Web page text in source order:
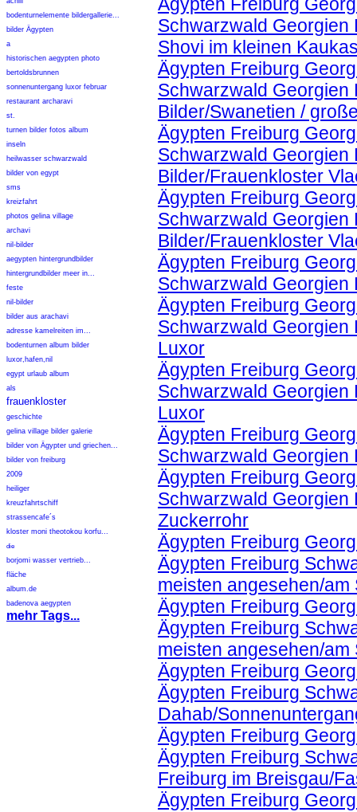
bodenturnelemente bildergallerie...
bilder Ägypten
a
historischen aegypten photo
bertoldsbrunnen
sonnenuntergang luxor februar
restaurant archaravi
st.
turnen bilder fotos album
inseln
heilwasser schwarzwald
bilder von egypt
sms
kreizfahrt
photos gelina village
archavi
nil-bilder
aegypten hintergrundbilder
hintergrundbilder meer in...
feste
nil-bilder
bilder aus arachavi
adresse kamelreiten im...
bodenturnen album bilder
luxor,hafen,nil
egypt urlaub album
als
frauenkloster
geschichte
gelina village bilder galerie
bilder von Ägypter und griechen...
bilder von freiburg
2009
heiliger
kreuzfahrtschiff
strassencafe´s
kloster moni theotokou korfu...
die
borjomi wasser vertrieb...
fläche
album.de
badenova aegypten
mehr Tags...
Ägypten Freiburg
Schwarzwald Georgien
Shovi im kleinen
Ägypten Freiburg
Schwarzwald Georgien
Bilder/Swanetien /
Ägypten Freiburg
Schwarzwald Georgien
Bilder/Frauenkloster
Ägypten Freiburg
Schwarzwald Georgien
Bilder/Frauenkloster
Ägypten Freiburg
Schwarzwald Georgien
Ägypten Freiburg
Schwarzwald Georgien
Luxor
Ägypten Freiburg
Schwarzwald Georgien
Luxor
Ägypten Freiburg
Schwarzwald Georgien
Ägypten Freiburg
Schwarzwald Georgien
Zuckerrohr
Ägypten Freiburg
Ägypten Freiburg
meisten angesehen/
Ägypten Freiburg
Ägypten Freiburg
meisten angesehen/
Ägypten Freiburg
Ägypten Freiburg
Dahab/
Ägypten Freiburg
Ägypten Freiburg
Freiburg im Breisgau/
Ägypten Freiburg